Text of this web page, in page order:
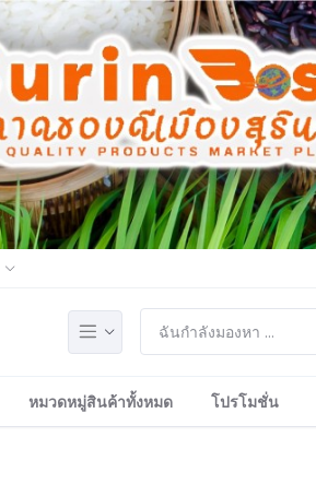
หมวดหมู่สินค้าทั้งหมด โปรโมชั่น